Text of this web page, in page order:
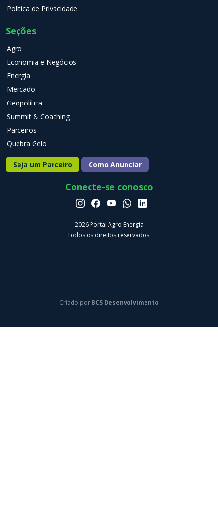
Política de Privacidade
Seções
Agro
Economia e Negócios
Energia
Mercado
Geopolítica
Summit & Coaching
Parceiros
Quebra Gelo
Seja um Parceiro Como Anunciar
Conecte-se conosco
2026 Portal Agro Energia
Todos os direitos reservados.
Criado por BCS Desenvolvimento